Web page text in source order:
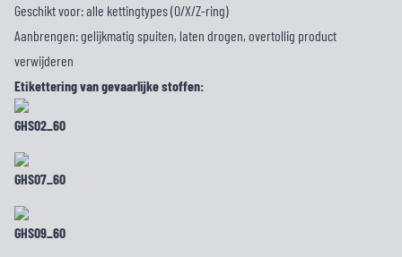
Geschikt voor: alle kettingtypes (O/X/Z-ring)
Aanbrengen: gelijkmatig spuiten, laten drogen, overtollig product
verwijderen
Etikettering van gevaarlijke stoffen: